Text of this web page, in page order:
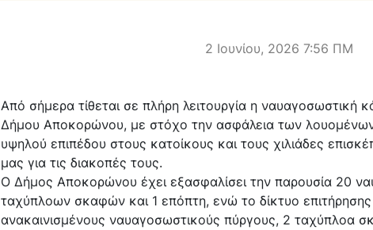
2 Ιουνίου, 2026 7:56 ΠΜ
Από σήμερα τίθεται σε πλήρη λειτουργία η ναυαγοσωστική
Δήμου Αποκορώνου, με στόχο την ασφάλεια των
υψηλού επιπέδου στους κατοίκους και τους χιλιάδες
μας για τις διακοπές τους.
Ο Δήμος Αποκορώνου έχει εξασφαλίσει την παρουσία 20
ταχύπλοων σκαφών και 1 επόπτη, ενώ το δίκτυο
ανακαινισμένους ναυαγοσωστικούς πύργους, 2 ταχύπλοα